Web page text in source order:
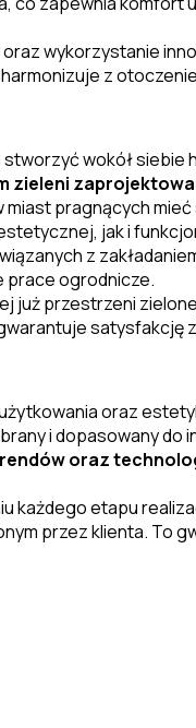
wykorzystanie
z
wokół
zieleni
pragnących
jak i
z
prace ogrodnicze.
przestrzeni
satysfakcję
oraz
i dopasowany do
oraz
każdego etapu
przez klienta. To